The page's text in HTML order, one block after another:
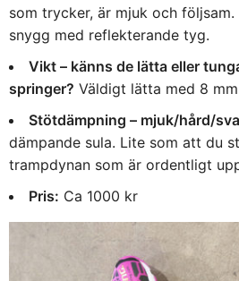
som trycker, är mjuk och
snygg med reflekterande tyg.
Vikt – känns de lätta eller
springer? Väldigt lätta med 8
Stötdämpning – mjuk/hård/
dämpande sula. Lite som att du
trampdynan som är ordentligt
Pris: Ca 1000 kr